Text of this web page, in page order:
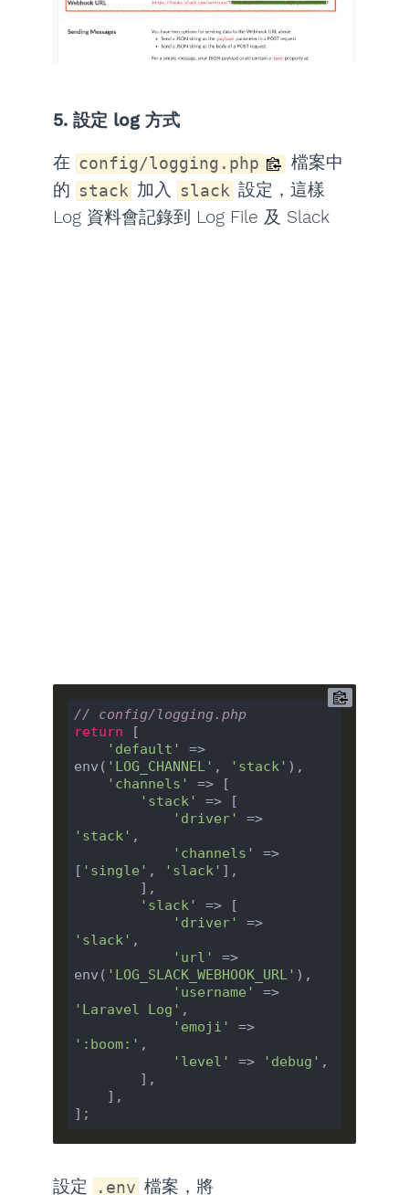
5. 設定 log 方式
在 config/logging.php
檔案中
的 stack 加入 slack 設定，這樣
Log 資料會記錄到 Log File 及 Slack
// config/logging.php
return [
'default'
=>
env( 'LOG_CHANNEL' , 'stack' ),
'channels'
=> [
'stack'
=> [
'driver'
'stack' ,
'channels'
=>
[ 'single' , 'slack' ],
'slack'
=> [
'driver'
'slack' ,
'url'
=>
env( 'LOG_SLACK_WEBHOOK_URL' ),
'username'
'Laravel Log' ,
'emoji'
':boom:' ,
'level'
=> 'debug' ,
設定 .env 檔案，將